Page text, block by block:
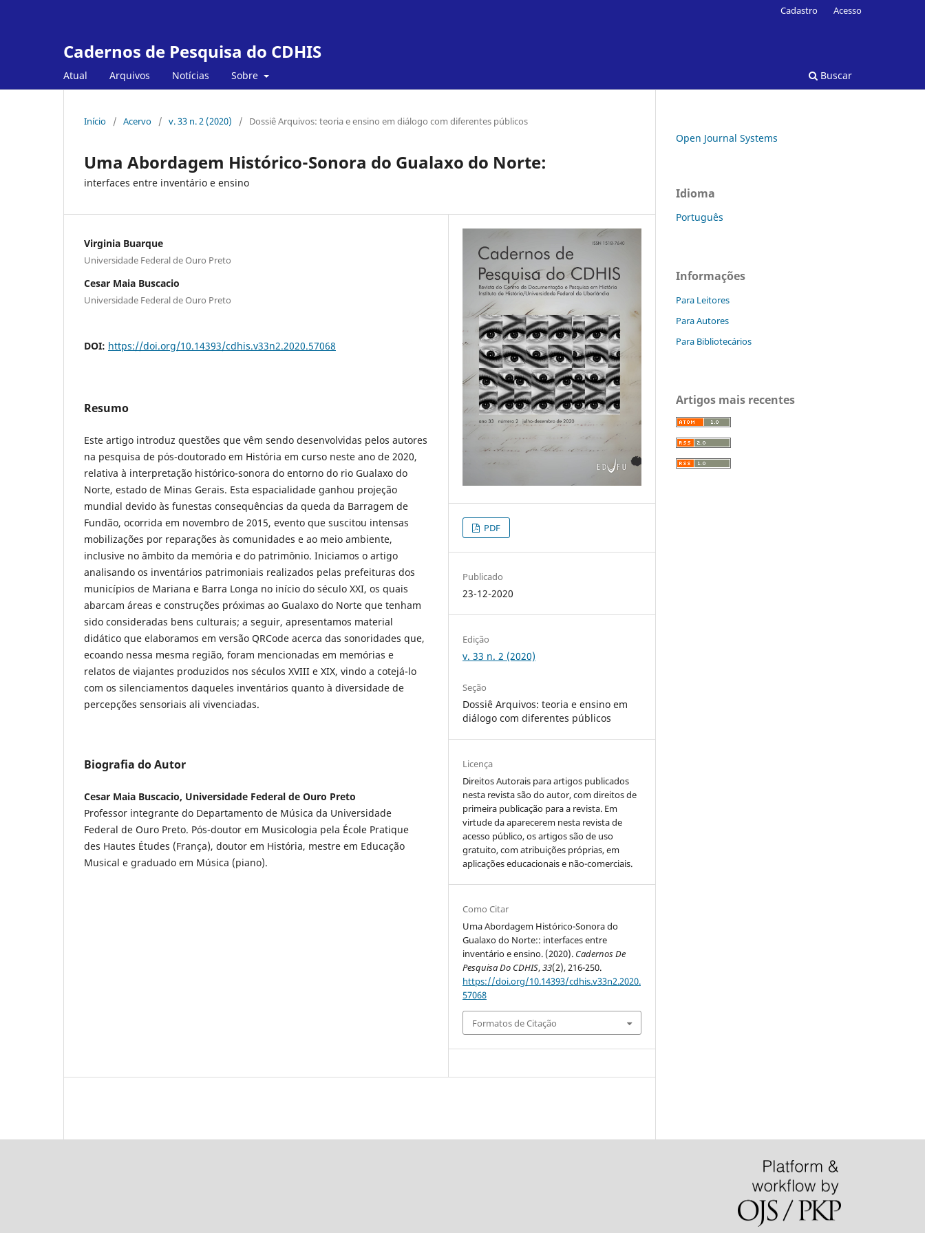
Cadernos de Pesquisa do CDHIS
Atual Arquivos Notícias Sobre Buscar
Cadastro Acesso
Início / Acervo / v. 33 n. 2 (2020) / Dossiê Arquivos: teoria e ensino em diálogo com diferentes públicos
Uma Abordagem Histórico-Sonora do Gualaxo do Norte:
interfaces entre inventário e ensino
Virginia Buarque
Universidade Federal de Ouro Preto
Cesar Maia Buscacio
Universidade Federal de Ouro Preto
DOI: https://doi.org/10.14393/cdhis.v33n2.2020.57068
Resumo
Este artigo introduz questões que vêm sendo desenvolvidas pelos autores
na pesquisa de pós-doutorado em História em curso neste ano de 2020,
relativa à interpretação histórico-sonora do entorno do rio Gualaxo do
Norte, estado de Minas Gerais. Esta espacialidade ganhou projeção
mundial devido às funestas consequências da queda da Barragem de
Fundão, ocorrida em novembro de 2015, evento que suscitou intensas
mobilizações por reparações às comunidades e ao meio ambiente,
inclusive no âmbito da memória e do patrimônio. Iniciamos o artigo
analisando os inventários patrimoniais realizados pelas prefeituras dos
municípios de Mariana e Barra Longa no início do século XXI, os quais
abarcam áreas e construções próximas ao Gualaxo do Norte que tenham
sido consideradas bens culturais; a seguir, apresentamos material
didático que elaboramos em versão QRCode acerca das sonoridades que,
ecoando nessa mesma região, foram mencionadas em memórias e
relatos de viajantes produzidos nos séculos XVIII e XIX, vindo a cotejá-lo
com os silenciamentos daqueles inventários quanto à diversidade de
percepções sensoriais ali vivenciadas.
Biografia do Autor
Cesar Maia Buscacio, Universidade Federal de Ouro Preto
Professor integrante do Departamento de Música da Universidade
Federal de Ouro Preto. Pós-doutor em Musicologia pela École Pratique
des Hautes Études (França), doutor em História, mestre em Educação
Musical e graduado em Música (piano).
PDF
Publicado
23-12-2020
Edição
v. 33 n. 2 (2020)
Seção
Dossiê Arquivos: teoria e ensino em
diálogo com diferentes públicos
Licença
Direitos Autorais para artigos publicados
nesta revista são do autor, com direitos de
primeira publicação para a revista. Em
virtude da aparecerem nesta revista de
acesso público, os artigos são de uso
gratuito, com atribuições próprias, em
aplicações educacionais e não-comerciais.
Como Citar
Uma Abordagem Histórico-Sonora do
Gualaxo do Norte:: interfaces entre
inventário e ensino. (2020). Cadernos De
Pesquisa Do CDHIS,33(2), 216-250.
https://doi.org/10.14393/cdhis.v33n2.2020.
57068
Formatos de Citação
Open Journal Systems
Idioma
Português
Informações
Para Leitores
Para Autores
Para Bibliotecários
Artigos mais recentes